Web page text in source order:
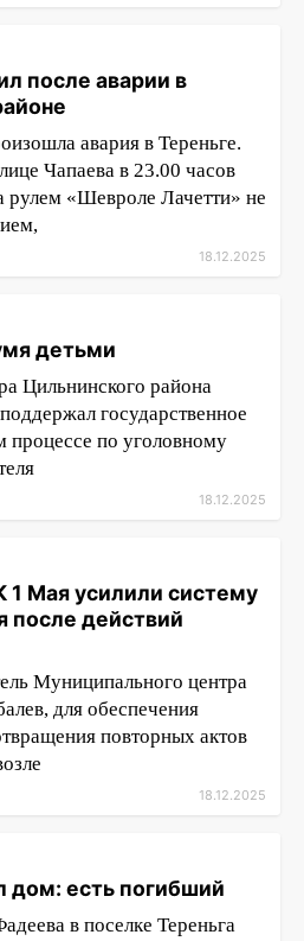
после аварии в
авария в Тереньге.
Чапаева в 23.00 часов
рулем «Шевроле Лачетти» не
18.12.2025
детьми
Цильнинского района
государственное
процессе по уголовному
18.12.2025
1 Мая усилили систему
после действий
Муниципального центра
для обеспечения
повторных актов
18.12.2025
дом: есть погибший
в поселке Тереньга